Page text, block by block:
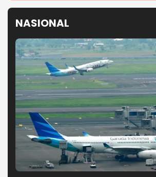
NASIONAL